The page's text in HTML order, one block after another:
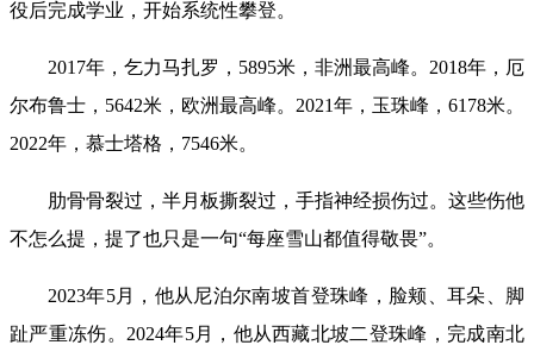
役后完成学业，开始系统性攀登。
2017年，乞力马扎罗，5895米，非洲最高峰。2018年，厄
尔布鲁士，5642米，欧洲最高峰。2021年，玉珠峰，6178米。
2022年，慕士塔格，7546米。
肋骨骨裂过，半月板撕裂过，手指神经损伤过。这些伤他
不怎么提，提了也只是一句“每座雪山都值得敬畏”。
2023年5月，他从尼泊尔南坡首登珠峰，脸颊、耳朵、脚
趾严重冻伤。2024年5月，他从西藏北坡二登珠峰，完成南北